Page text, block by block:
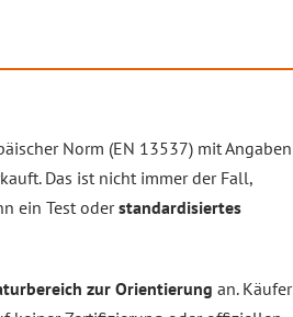
Norm (EN 13537) mit Angaben
Das ist nicht immer der Fall,
ein Test oderstandardisiertes
zur Orientierung an. Käufer